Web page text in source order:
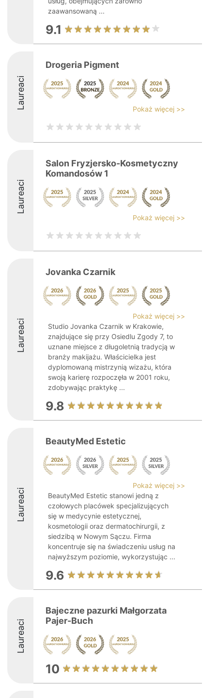
zaawansowaną ...
9.1
Laureaci
Drogeria Pigment
Pokaż więcej >>
Laureaci
Salon Fryzjersko-Kosmetyczny
Komandosów 1
Pokaż więcej >>
Laureaci
Jovanka Czarnik
Pokaż więcej >>
Studio Jovanka Czarnik w Krakowie,
znajdujące się przy Osiedlu Zgody 7, to
uznane miejsce z długoletnią tradycją w
branży makijażu. Właścicielka jest
dyplomowaną mistrzynią wizażu, która
swoją karierę rozpoczęła w 2001 roku,
zdobywając praktykę ...
9.8
Laureaci
BeautyMed Estetic
Pokaż więcej >>
BeautyMed Estetic stanowi jedną z
czołowych placówek specjalizujących
się w medycynie estetycznej,
kosmetologii oraz dermatochirurgii, z
siedzibą w Nowym Sączu. Firma
koncentruje się na świadczeniu usług na
najwyższym poziomie, wykorzystując ...
9.6
Laureaci
Bajeczne pazurki Małgorzata
Pajer-Buch
10